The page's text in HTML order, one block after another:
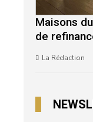
Maisons
de
La Rédaction